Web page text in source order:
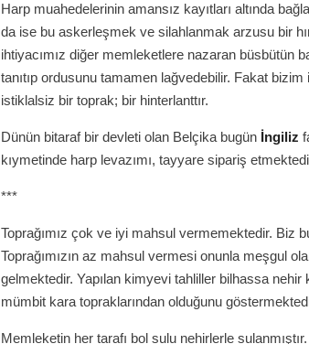
Harp muahedelerinin amansız kayıtları altında
da ise bu askerleşmek ve silahlanmak arzusu bir
ihtiyacımız diğer memleketlere nazaran büsbütün
tanıtıp ordusunu tamamen lağvedebilir. Fakat
istiklalsiz bir toprak; bir hinterlanttır.
Dünün bitaraf bir devleti olan Belçika bugün İngiliz
kıymetinde harp levazımı, tayyare sipariş
***
Toprağımız çok ve iyi mahsul vermemektedir. Biz
Toprağımızın az mahsul vermesi onunla meşgul
gelmektedir. Yapılan kimyevi tahliller bilhassa nehir
mümbit kara topraklarından olduğunu
Memleketin her tarafı bol sulu nehirlerle